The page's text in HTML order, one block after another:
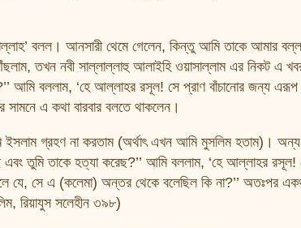
বলল। আনসারী থেমে গেলেন, কিন্তু আমি তাকে আমার
তখন নবী সাল্লাল্লাহু আলাইহি ওয়াসাল্লাম এর নিকট এ
আমি বললাম, ‘হে আল্লাহর রসূল! সে প্রাণ বাঁচানোর জন্য এরূপ
এ কথা বারবার বলতে থাকলেন।
গ্রহণ না করতাম (অর্থাৎ এখন আমি মুসলিম হতাম)।
এবং তুমি তাকে হত্যা করেছ?’’ আমি বললাম, ‘হে আল্লাহর
যে, সে এ (কলেমা) অন্তর থেকে বলেছিল কি না?’’ অতঃপর
রিয়াযুস সলেহীন ৩৯৮)